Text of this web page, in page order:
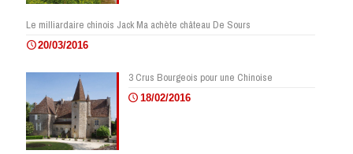
Le milliardaire chinois Jack Ma achète château De Sours
20/03/2016
3 Crus Bourgeois pour une Chinoise
18/02/2016